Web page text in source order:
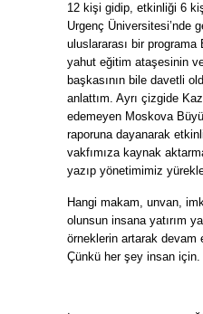
12 kişi gidip, etkinliği 6
Urgenç Üniversitesi’nde
uluslararası bir
yahut eğitim ataşesinin
başkasının bile davetli
anlattım. Ayrı çizgide
edemeyen Moskova
raporuna dayanarak
vakfımıza kaynak
yazıp yönetimimiz
Hangi makam, unvan,
olunsun insana yatırım
örneklerin artarak devam
Çünkü her şey insan için.